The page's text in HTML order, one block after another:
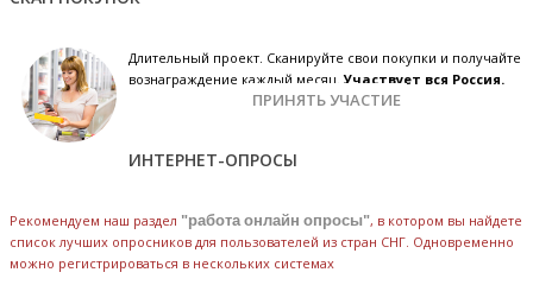
Длительный проект. Сканируйте свои покупки и получайте
вознаграждение каждый месяц.Участвует вся Россия.
ПРИНЯТЬ УЧАСТИЕ
ИНТЕРНЕТ-ОПРОСЫ
Рекомендуем наш раздел "работа онлайн опросы", в котором вы найдете
список лучших опросников для пользователей из стран СНГ. Одновременно
можно регистрироваться в нескольких системах